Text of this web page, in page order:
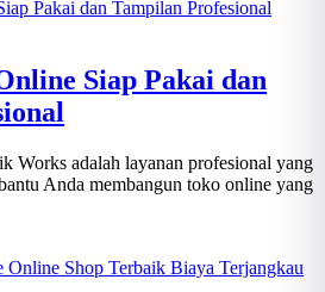
Siap Pakai dan
Works adalah layanan profesional yang
Anda membangun toko online yang